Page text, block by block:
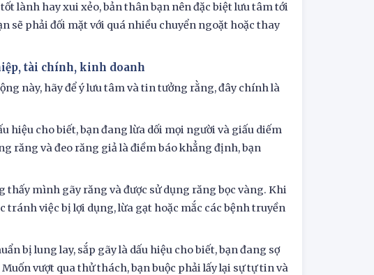
lành hay xui xẻo, bản thân bạn nên đặc biệt lưu tâm tới
sẽ phải đối mặt với quá nhiều chuyển ngoặt hoặc thay
tài chính, kinh doanh
này, hãy để ý lưu tâm và tin tưởng rằng, đây chính là
hiệu cho biết, bạn đang lừa dối mọi người và giấu diếm
răng và đeo răng giả là điềm báo khẳng định, bạn
mình gãy răng và được sử dụng răng bọc vàng. Khi
tránh việc bị lợi dụng, lừa gạt hoặc mắc các bệnh truyền
bị lung lay, sắp gãy là dấu hiệu cho biết, bạn đang sợ
vượt qua thử thách, bạn buộc phải lấy lại sự tự tin và